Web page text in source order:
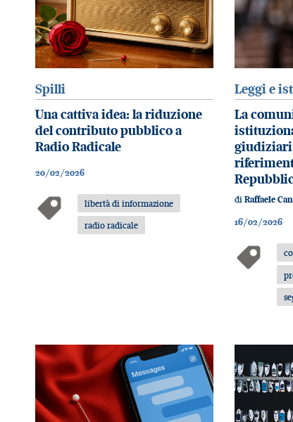
Spilli
Una cattiva idea: la riduzione
del contributo pubblico a
Radio Radicale
20/02/2026
libertà di informazione
radio radicale
Leggi e
La
diRaffaele
16/02/2026